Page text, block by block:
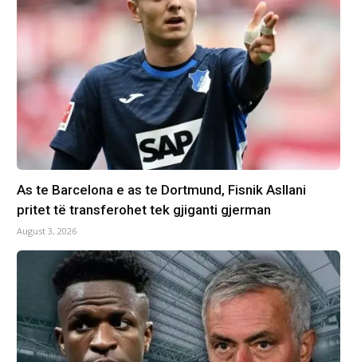
As te Barcelona e as te Dortmund, Fisnik Asllani
pritet të transferohet tek gjiganti gjerman
August 3, 2026